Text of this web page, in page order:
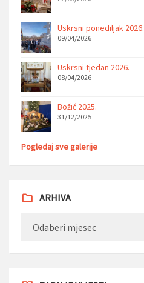
Uskrsni ponediljak 2026.
09/04/2026
Uskrsni tjedan 2026.
08/04/2026
Božić 2025.
31/12/2025
Pogledaj sve galerije
ARHIVA